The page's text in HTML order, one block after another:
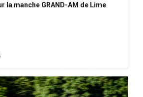
la manche GRAND-AM de Lime